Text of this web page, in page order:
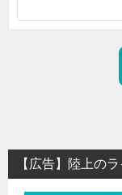
【広告】陸上の